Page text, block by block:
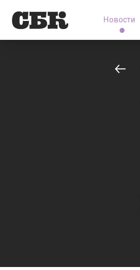
Новости